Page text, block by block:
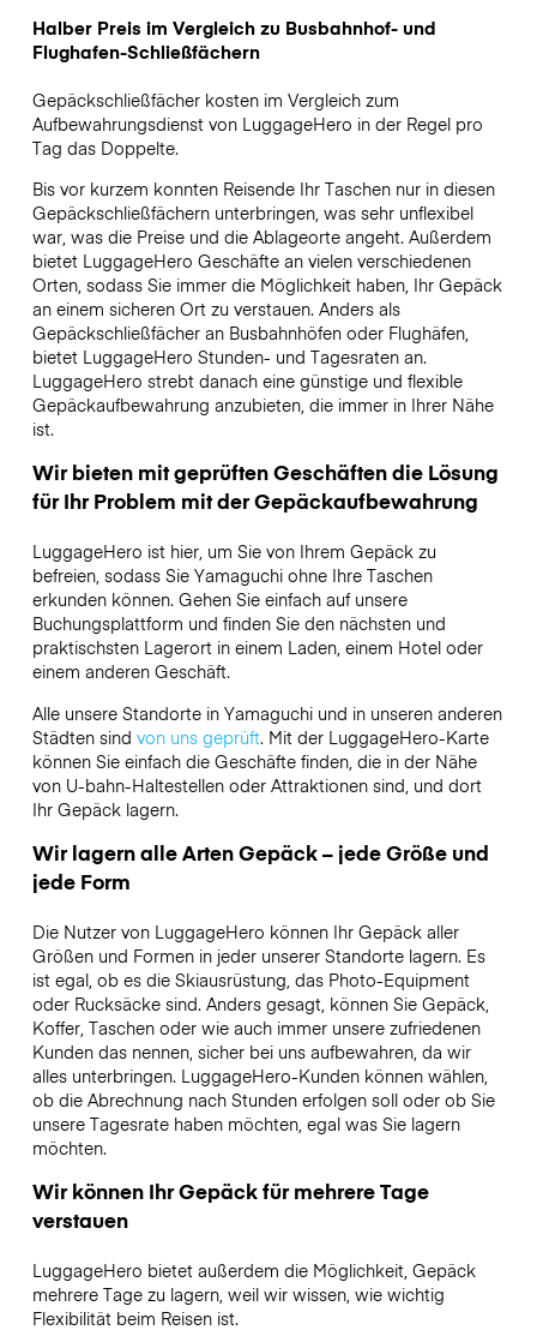
Halber Preis im Vergleich zu Busbahnhof- und
Flughafen-Schließfächern
Gepäckschließfächer kosten im Vergleich zum
Aufbewahrungsdienst von LuggageHero in der Regel pro
Tag das Doppelte.
Bis vor kurzem konnten Reisende Ihr Taschen nur in diesen
Gepäckschließfächern unterbringen, was sehr unflexibel
war, was die Preise und die Ablageorte angeht. Außerdem
bietet LuggageHero Geschäfte an vielen verschiedenen
Orten, sodass Sie immer die Möglichkeit haben, Ihr Gepäck
an einem sicheren Ort zu verstauen. Anders als
Gepäckschließfächer an Busbahnhöfen oder Flughäfen,
bietet LuggageHero Stunden- und Tagesraten an.
LuggageHero strebt danach eine günstige und flexible
Gepäckaufbewahrung anzubieten, die immer in Ihrer Nähe
ist.
Wir bieten mit geprüften Geschäften die Lösung
für Ihr Problem mit der Gepäckaufbewahrung
LuggageHero ist hier, um Sie von Ihrem Gepäck zu
befreien, sodass Sie Yamaguchi ohne Ihre Taschen
erkunden können. Gehen Sie einfach auf unsere
Buchungsplattform und finden Sie den nächsten und
praktischsten Lagerort in einem Laden, einem Hotel oder
einem anderen Geschäft.
Alle unsere Standorte in Yamaguchi und in unseren anderen
Städten sind von uns geprüft. Mit der LuggageHero-Karte
können Sie einfach die Geschäfte finden, die in der Nähe
von U-bahn-Haltestellen oder Attraktionen sind, und dort
Ihr Gepäck lagern.
Wir lagern alle Arten Gepäck – jede Größe und
jede Form
Die Nutzer von LuggageHero können Ihr Gepäck aller
Größen und Formen in jeder unserer Standorte lagern. Es
ist egal, ob es die Skiausrüstung, das Photo-Equipment
oder Rucksäcke sind. Anders gesagt, können Sie Gepäck,
Koffer, Taschen oder wie auch immer unsere zufriedenen
Kunden das nennen, sicher bei uns aufbewahren, da wir
alles unterbringen. LuggageHero-Kunden können wählen,
ob die Abrechnung nach Stunden erfolgen soll oder ob Sie
unsere Tagesrate haben möchten, egal was Sie lagern
möchten.
Wir können Ihr Gepäck für mehrere Tage
verstauen
LuggageHero bietet außerdem die Möglichkeit, Gepäck
mehrere Tage zu lagern, weil wir wissen, wie wichtig
Flexibilität beim Reisen ist.